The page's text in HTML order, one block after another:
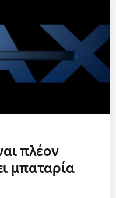
πλέον
μπαταρία